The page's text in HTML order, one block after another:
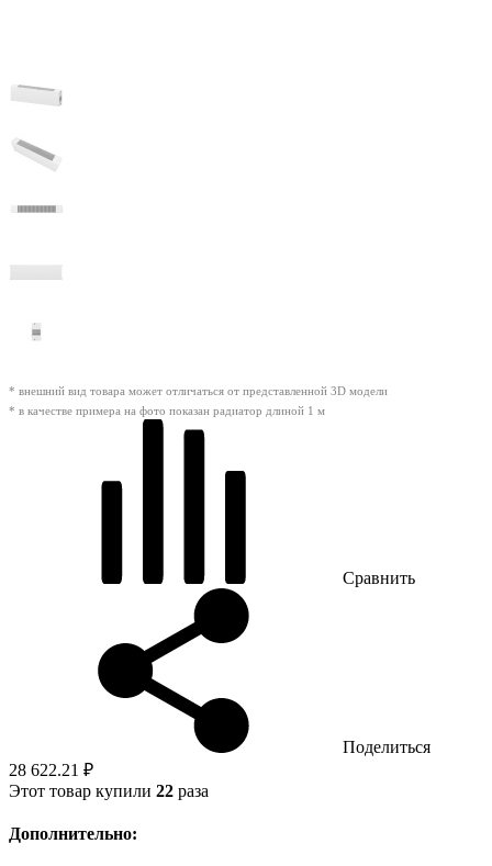
* внешний вид товара может отличаться от представленной 3D модели
* в качестве примера на фото показан радиатор длиной 1 м
Сравнить
Поделиться
28 622.21 ₽
Этот товар купили 22 раза
Дополнительно: